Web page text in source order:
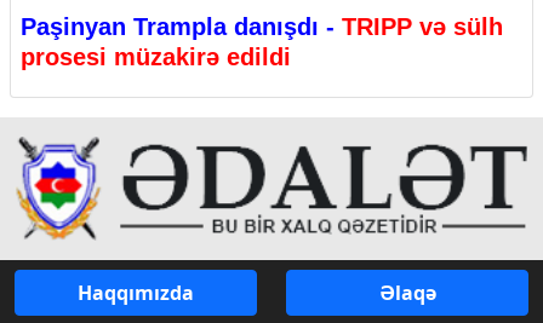
Paşinyan Trampla danışdı - TRIPP və sülh
prosesi müzakirə edildi
Haqqımızda Əlaqə